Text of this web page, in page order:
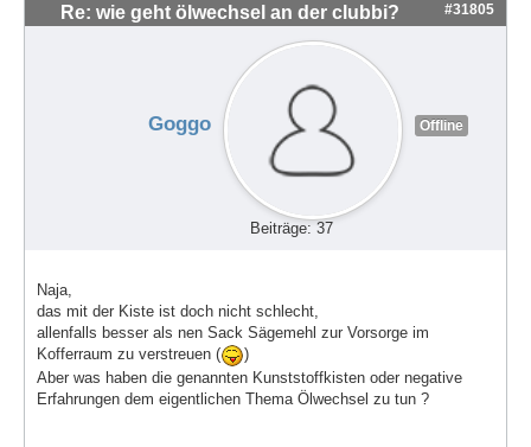
Re: wie geht ölwechsel an der clubbi? #31805
Goggo Offline
Beiträge: 37
Naja,
das mit der Kiste ist doch nicht schlecht,
allenfalls besser als nen Sack Sägemehl zur Vorsorge im
Kofferraum zu verstreuen (
)
Aber was haben die genannten Kunststoffkisten oder negative
Erfahrungen dem eigentlichen Thema Ölwechsel zu tun ?